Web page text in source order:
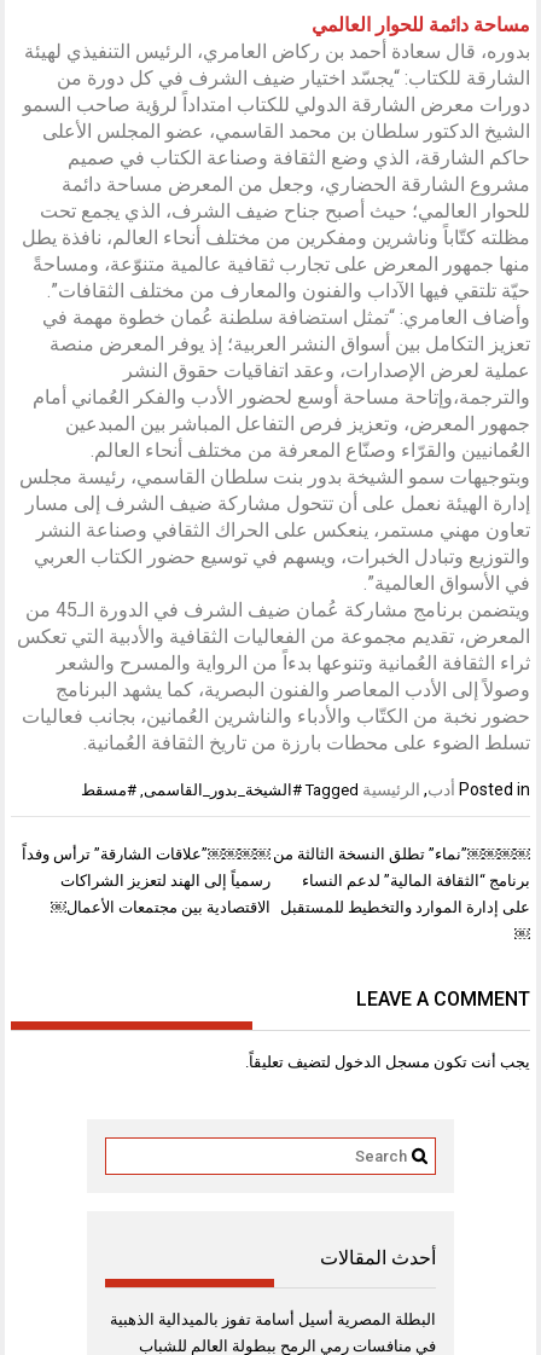
مساحة دائمة للحوار العالمي
بدوره، قال سعادة أحمد بن ركاض العامري، الرئيس التنفيذي لهيئة
الشارقة للكتاب: “يجسّد اختيار ضيف الشرف في كل دورة من
دورات معرض الشارقة الدولي للكتاب امتداداً لرؤية صاحب السمو
الشيخ الدكتور سلطان بن محمد القاسمي، عضو المجلس الأعلى
حاكم الشارقة، الذي وضع الثقافة وصناعة الكتاب في صميم
مشروع الشارقة الحضاري، وجعل من المعرض مساحة دائمة
للحوار العالمي؛ حيث أصبح جناح ضيف الشرف، الذي يجمع تحت
مظلته كتّاباً وناشرين ومفكرين من مختلف أنحاء العالم، نافذة يطل
منها جمهور المعرض على تجارب ثقافية عالمية متنوّعة، ومساحةً
حيّة تلتقي فيها الآداب والفنون والمعارف من مختلف الثقافات”.
وأضاف العامري: “تمثل استضافة سلطنة عُمان خطوة مهمة في
تعزيز التكامل بين أسواق النشر العربية؛ إذ يوفر المعرض منصة
عملية لعرض الإصدارات، وعقد اتفاقيات حقوق النشر
والترجمة،وإتاحة مساحة أوسع لحضور الأدب والفكر العُماني أمام
جمهور المعرض، وتعزيز فرص التفاعل المباشر بين المبدعين
العُمانيين والقرّاء وصنّاع المعرفة من مختلف أنحاء العالم.
وبتوجيهات سمو الشيخة بدور بنت سلطان القاسمي، رئيسة مجلس
إدارة الهيئة نعمل على أن تتحول مشاركة ضيف الشرف إلى مسار
تعاون مهني مستمر، ينعكس على الحراك الثقافي وصناعة النشر
والتوزيع وتبادل الخبرات، ويسهم في توسيع حضور الكتاب العربي
في الأسواق العالمية”.
ويتضمن برنامج مشاركة عُمان ضيف الشرف في الدورة الـ45 من
المعرض، تقديم مجموعة من الفعاليات الثقافية والأدبية التي تعكس
ثراء الثقافة العُمانية وتنوعها بدءاً من الرواية والمسرح والشعر
وصولاً إلى الأدب المعاصر والفنون البصرية، كما يشهد البرنامج
حضور نخبة من الكتّاب والأدباء والناشرين العُمانين، بجانب فعاليات
تسلط الضوء على محطات بارزة من تاريخ الثقافة العُمانية.
Posted in أدب, الرئيسية Tagged #الشيخة_بدور_القاسمى,#مسقط
تصفّح
المقالات
￼￼￼￼”علاقات الشارقة” ترأس وفداً
رسمياً إلى الهند لتعزيز الشراكات
الاقتصادية بين مجتمعات الأعمال￼
￼￼￼￼”نماء” تطلق النسخة الثالثة من
برنامج “الثقافة المالية” لدعم النساء
على إدارة الموارد والتخطيط للمستقبل
￼
LEAVE A COMMENT
يجب أنت تكون مسجل الدخول لتضيف تعليقاً.
أحدث المقالات
البطلة المصرية أسيل أسامة تفوز بالميدالية الذهبية
في منافسات رمي الرمح ببطولة العالم للشباب